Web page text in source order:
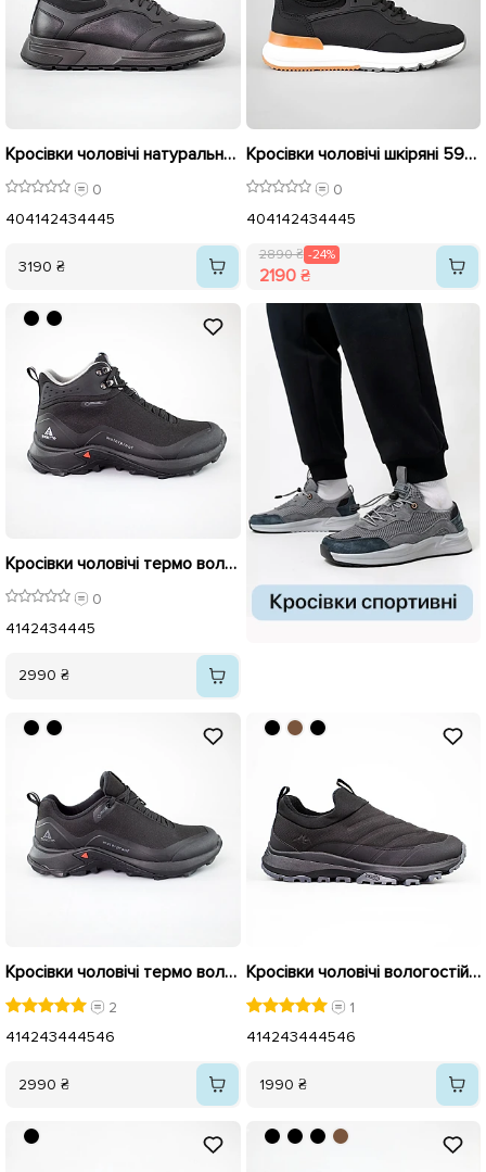
Кросівки чоловічі натуральна шкіра 594536 Чорні
0
404142434445
3190 ₴
Кросівки чоловічі шкіряні 594535 Чорні розпродаж
0
404142434445
2890 ₴ -24%
2190 ₴
Кросівки чоловічі термо вологостійкі 592716 Чорні
0
4142434445
2990 ₴
Кросівки чоловічі термо вологостійкі 592715 Чорні
2
414243444546
2990 ₴
Кросівки чоловічі вологостійкі байка 594042 Чорні
1
414243444546
1990 ₴